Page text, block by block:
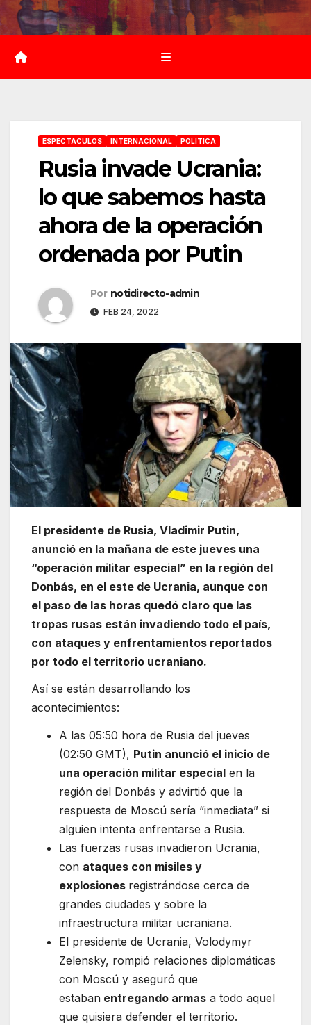
Saltar
al
contenido
ESPECTACULOS INTERNACIONAL POLITICA
Rusia invade Ucrania:
lo que sabemos hasta
ahora de la operación
ordenada por Putin
Por notidirecto-admin
FEB 24, 2022
El presidente de Rusia, Vladimir Putin,
anunció en la mañana de este jueves una
“operación militar especial” en la región del
Donbás, en el este de Ucrania, aunque con
el paso de las horas quedó claro que las
tropas rusas están invadiendo todo el país,
con ataques y enfrentamientos reportados
por todo el territorio ucraniano.
Así se están desarrollando los
acontecimientos:
A las 05:50 hora de Rusia del jueves
(02:50 GMT), Putin anunció el inicio de
una operación militar especial en la
región del Donbás y advirtió que la
respuesta de Moscú sería “inmediata” si
alguien intenta enfrentarse a Rusia.
Las fuerzas rusas invadieron Ucrania,
con ataques con misiles y
explosiones registrándose cerca de
grandes ciudades y sobre la
infraestructura militar ucraniana.
El presidente de Ucrania, Volodymyr
Zelensky, rompió relaciones diplomáticas
con Moscú y aseguró que
estaban entregando armas a todo aquel
que quisiera defender el territorio.